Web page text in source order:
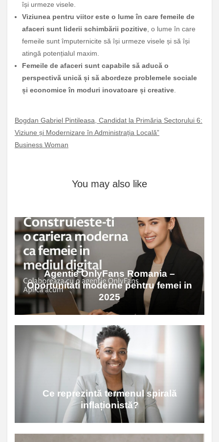
își urmeze visele.
Viziunea pentru viitor este o lume în care femeile de
afaceri sunt liderii schimbării pozitive, o lume în care
femeile sunt împuternicite să își urmeze visele și să își
atingă potențialul maxim.
Femeile de afaceri sunt capabile să aducă o
perspectivă unică și să abordeze problemele sociale
și economice în moduri inovatoare și creative.
Bogdan Gabriel Pintileasa, Candidat la Primăria Sectorului 6:
Viziune și Modernizare în Administrația Locală”
Business Woman
You may also like
Agentie OnlyFans Romania –
Oportunitati moderne pentru femei in
2025
Ce reprezintă termenul spirală
inflaționistă?